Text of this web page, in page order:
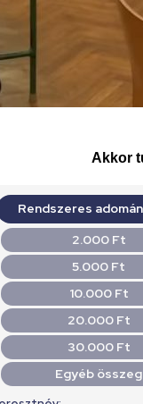
Akkor